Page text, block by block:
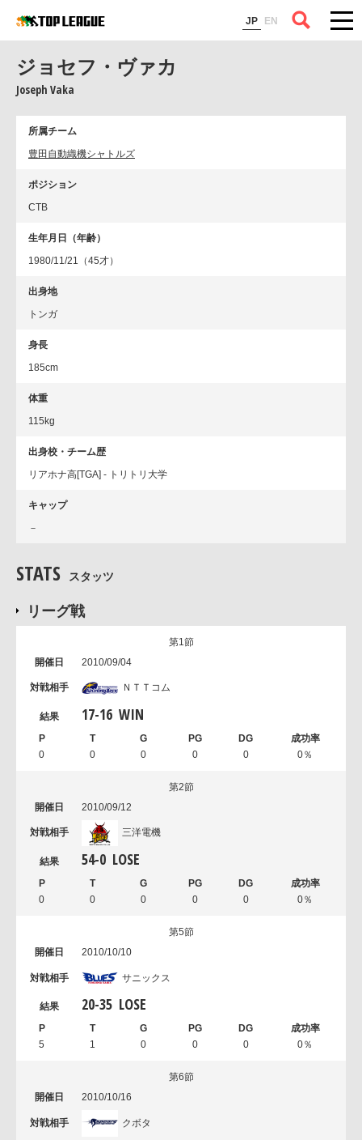
JP EN
コラム
ジョセフ・ヴァカ
Joseph Vaka
所属チーム
豊田自動織機シャトルズ
ポジション
CTB
生年月日（年齢）
1980/11/21（45才）
出身地
トンガ
身長
185cm
体重
115kg
出身校・チーム歴
リアホナ高[TGA] - トリトリ大学
キャップ
－
STATS スタッツ
リーグ戦
第1節
2010/09/04
ＮＴＴコム
17-16 WIN
0 0 0 0 0 0％
第2節
2010/09/12
三洋電機
54-0 LOSE
0 0 0 0 0 0％
第5節
2010/10/10
サニックス
20-35 LOSE
5 1 0 0 0 0％
第6節
2010/10/16
クボタ